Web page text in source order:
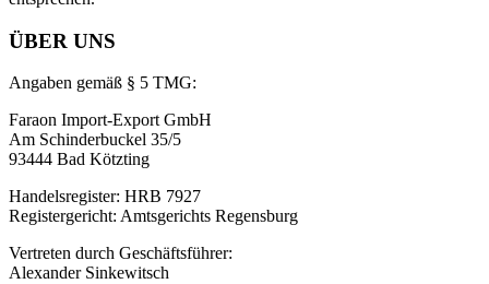
ÜBER UNS
Angaben gemäß § 5 TMG:
Faraon Import-Export GmbH
Am Schinderbuckel 35/5
93444 Bad Kötzting
Handelsregister: HRB 7927
Registergericht: Amtsgerichts Regensburg
Vertreten durch Geschäftsführer:
Alexander Sinkewitsch